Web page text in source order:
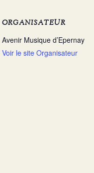
ORGANISATEUR
Avenir Musique d’Epernay
Voir le site Organisateur